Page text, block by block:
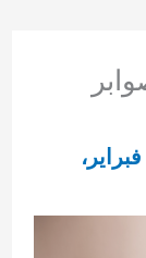
فبراير،